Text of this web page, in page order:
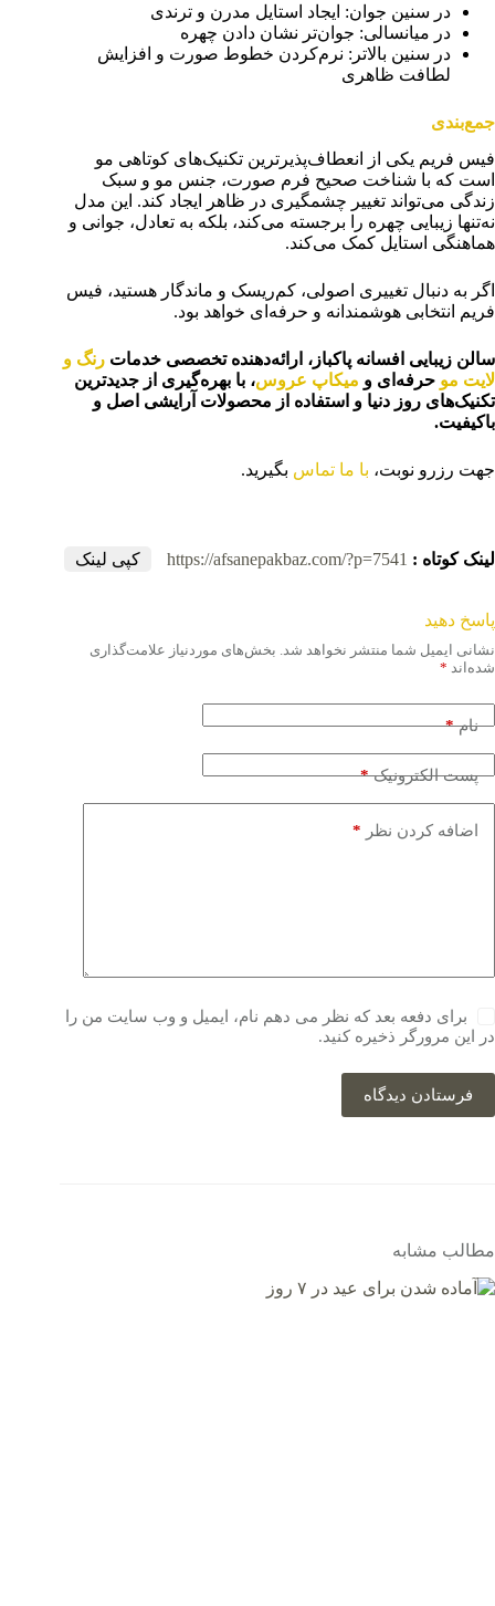
در سنین جوان: ایجاد استایل مدرن و ترندی
در میانسالی: جوان‌تر نشان دادن چهره
در سنین بالاتر: نرم‌کردن خطوط صورت و افزایش
لطافت ظاهری
جمع‌بندی
فیس فریم یکی از انعطاف‌پذیرترین تکنیک‌های کوتاهی مو
است که با شناخت صحیح فرم صورت، جنس مو و سبک
زندگی می‌تواند تغییر چشمگیری در ظاهر ایجاد کند. این مدل
نه‌تنها زیبایی چهره را برجسته می‌کند، بلکه به تعادل، جوانی و
هماهنگی استایل کمک می‌کند.
اگر به دنبال تغییری اصولی، کم‌ریسک و ماندگار هستید، فیس
فریم انتخابی هوشمندانه و حرفه‌ای خواهد بود.
سالن زیبایی افسانه پاکباز، ارائه‌دهنده تخصصی خدمات رنگ و
لایت مو حرفه‌ای و میکاپ عروس، با بهره‌گیری از جدیدترین
تکنیک‌های روز دنیا و استفاده از محصولات آرایشی اصل و
باکیفیت.
جهت رزرو نوبت، با ما تماس بگیرید.
لینک کوتاه : https://afsanepakbaz.com/?p=7541 کپی لینک
پاسخ دهید
نشانی ایمیل شما منتشر نخواهد شد. بخش‌های موردنیاز علامت‌گذاری
شده‌اند *
نام*
پست الکترونیک*
اضافه کردن نظر *
برای دفعه بعد که نظر می دهم نام، ایمیل و وب سایت من را
در این مرورگر ذخیره کنید.
فرستادن دیدگاه
مطالب مشابه